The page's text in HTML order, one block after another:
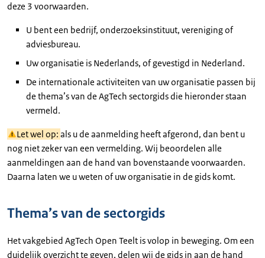
deze 3 voorwaarden.
U bent een bedrijf, onderzoeksinstituut, vereniging of
adviesbureau.
Uw organisatie is Nederlands, of gevestigd in Nederland.
De internationale activiteiten van uw organisatie passen bij
de thema’s van de AgTech sectorgids die hieronder staan
vermeld.
Let wel op: als u de aanmelding heeft afgerond, dan bent u
nog niet zeker van een vermelding. Wij beoordelen alle
aanmeldingen aan de hand van bovenstaande voorwaarden.
Daarna laten we u weten of uw organisatie in de gids komt.
Thema’s van de sectorgids
Het vakgebied AgTech Open Teelt is volop in beweging. Om een
duidelijk overzicht te geven, delen wij de gids in aan de hand